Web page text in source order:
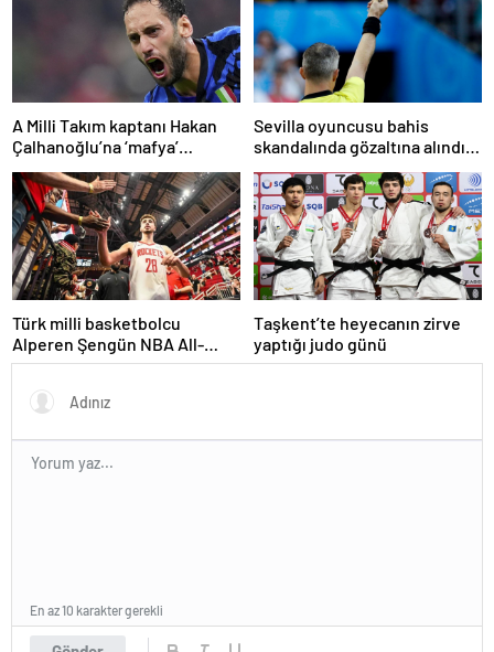
A Milli Takım kaptanı Hakan
Çalhanoğlu’na ‘mafya’
Sevilla oyuncusu bahis
skandalında gözaltına alındı:
görmüş
Türk milli basketbolcu
Alperen Şengün NBA All-
Star’a seçildi
Taşkent’te heyecanın zirve
yaptığı judo günü
En az 10 karakter gerekli